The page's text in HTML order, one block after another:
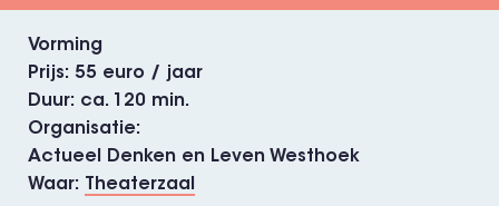
Vorming
Prijs
55 euro / jaar
Duur
ca. 120 min.
Organisatie
Actueel Denken en Leven Westhoek
Waar
Theaterzaal